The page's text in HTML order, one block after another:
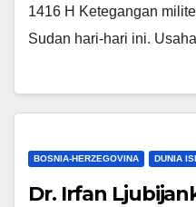
1416 H Ketegangan
Sudan hari-hari ini.
BOSNIA-HERZEGOVINA DUNIA
Dr. Irfan